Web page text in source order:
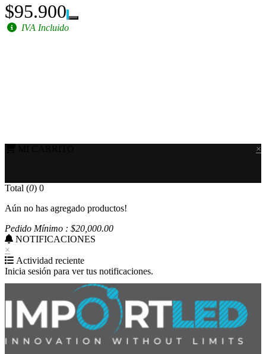
$95.900
IVA Incluido
×
Total (0) 0
Aún no has agregado productos!
Pedido Mínimo : $20,000.00
NOTIFICACIONES
×
Actividad reciente
Inicia sesión para ver tus notificaciones.